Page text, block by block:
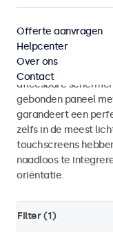
Outdoor
Weersbestendige
voor zowel binnen-
afleesbare
gebonden paneel
garandeert een
zelfs in de meest
touchscreens
naadloos te
oriëntatie.
Filter (1)
Offerte aanvragen
Helpcenter
Over ons
Contact